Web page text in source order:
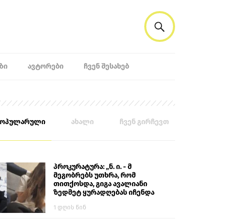
ᲐᲕᲢᲝᲠᲔᲑᲘ ᲩᲕᲔᲜ ᲨᲔᲡᲐᲮᲔᲑ
ახალი ჩვენ გირჩევთ
პროკურატურა: „ნ. ი. - მ
მეგობრებს უთხრა, რომ
თითქოსდა, გიგა ავალიანი
ზედმეტ ყურადღებას იჩენდა
ალექსანდრე გაბაშვილი
1 დღის წინ